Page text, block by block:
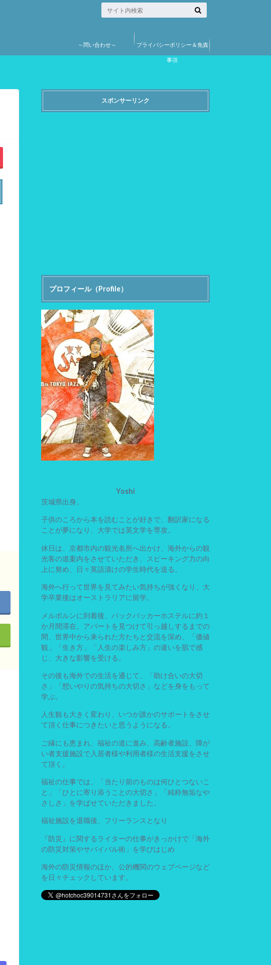
～問い合わせ～ プライバシーポリシー＆免責
事項
スポンサーリンク
プロフィール（Profile）
Yoshi
茨城県出身。
子供のころから本を読むことが好きで、翻訳家になる
ことが夢になり、大学では英文学を専攻。
休日は、京都市内の観光名所へ出かけ、海外からの観
光客の道案内をさせていただき、スピーキング力の向
上に努め、日々英語漬けの学生時代を送る。
海外へ行って世界を見てみたい気持ちが強くなり、大
学卒業後はオーストラリアに留学。
メルボルンに到着後、バックパッカーホステルに約１
か月間滞在。アパートを見つけて引っ越しするまでの
間、世界中から来られた方たちと交流を深め、「価値
観」「生き方」「人生の楽しみ方」の違いを肌で感
じ、大きな影響を受ける。
その後も海外での生活を通じて、「助け合いの大切
さ」「想いやりの気持ちの大切さ」などを身をもって
学ぶ。
人生観も大きく変わり、いつか誰かのサポートをさせ
て頂く仕事につきたいと思うようになる。
ご縁にも恵まれ、福祉の道に進み、高齢者施設、障が
い者支援施設で入居者様や利用者様の生活支援をさせ
て頂く。
福祉の仕事では、「当たり前のものは何ひとつないこ
と」「ひとに寄り添うことの大切さ」「純粋無垢なや
さしさ」を学ばせていただきました。
福祉施設を退職後、フリーランスとなり
『防災』に関するライターの仕事がきっかけで「海外
の防災対策やサバイバル術」を学びはじめ
海外の防災情報のほか、公的機関のウェブページなど
を日々チェックしています。